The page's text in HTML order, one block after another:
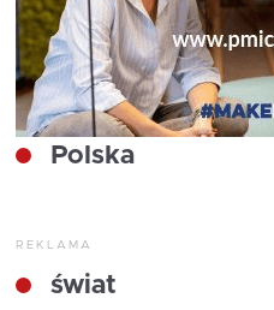
Polska
REKLAMA
świat